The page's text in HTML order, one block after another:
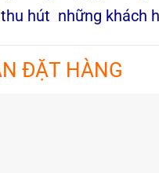
hút những khách
ĐẶT HÀNG